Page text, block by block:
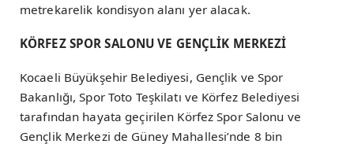
metrekarelik kondisyon alanı yer alacak.
KÖRFEZ SPOR SALONU VE GENÇLİK MERKEZİ
Kocaeli Büyükşehir Belediyesi, Gençlik ve Spor
Bakanlığı, Spor Toto Teşkilatı ve Körfez Belediyesi
tarafından hayata geçirilen Körfez Spor Salonu ve
Gençlik Merkezi de Güney Mahallesi’nde 8 bin